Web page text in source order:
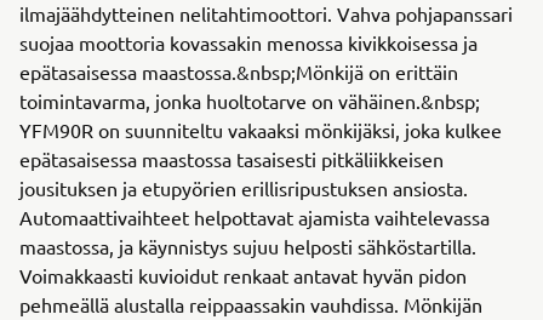
ilmajäähdytteinen nelitahtimoottori. Vahva pohjapanssari
suojaa moottoria kovassakin menossa kivikkoisessa ja
epätasaisessa maastossa.&nbsp;Mönkijä on erittäin
toimintavarma, jonka huoltotarve on vähäinen.&nbsp;
YFM90R on suunniteltu vakaaksi mönkijäksi, joka kulkee
epätasaisessa maastossa tasaisesti pitkäliikkeisen
jousituksen ja etupyörien erillisripustuksen ansiosta.
Automaattivaihteet helpottavat ajamista vaihtelevassa
maastossa, ja käynnistys sujuu helposti sähköstartilla.
Voimakkaasti kuvioidut renkaat antavat hyvän pidon
pehmeällä alustalla reippaassakin vauhdissa. Mönkijän